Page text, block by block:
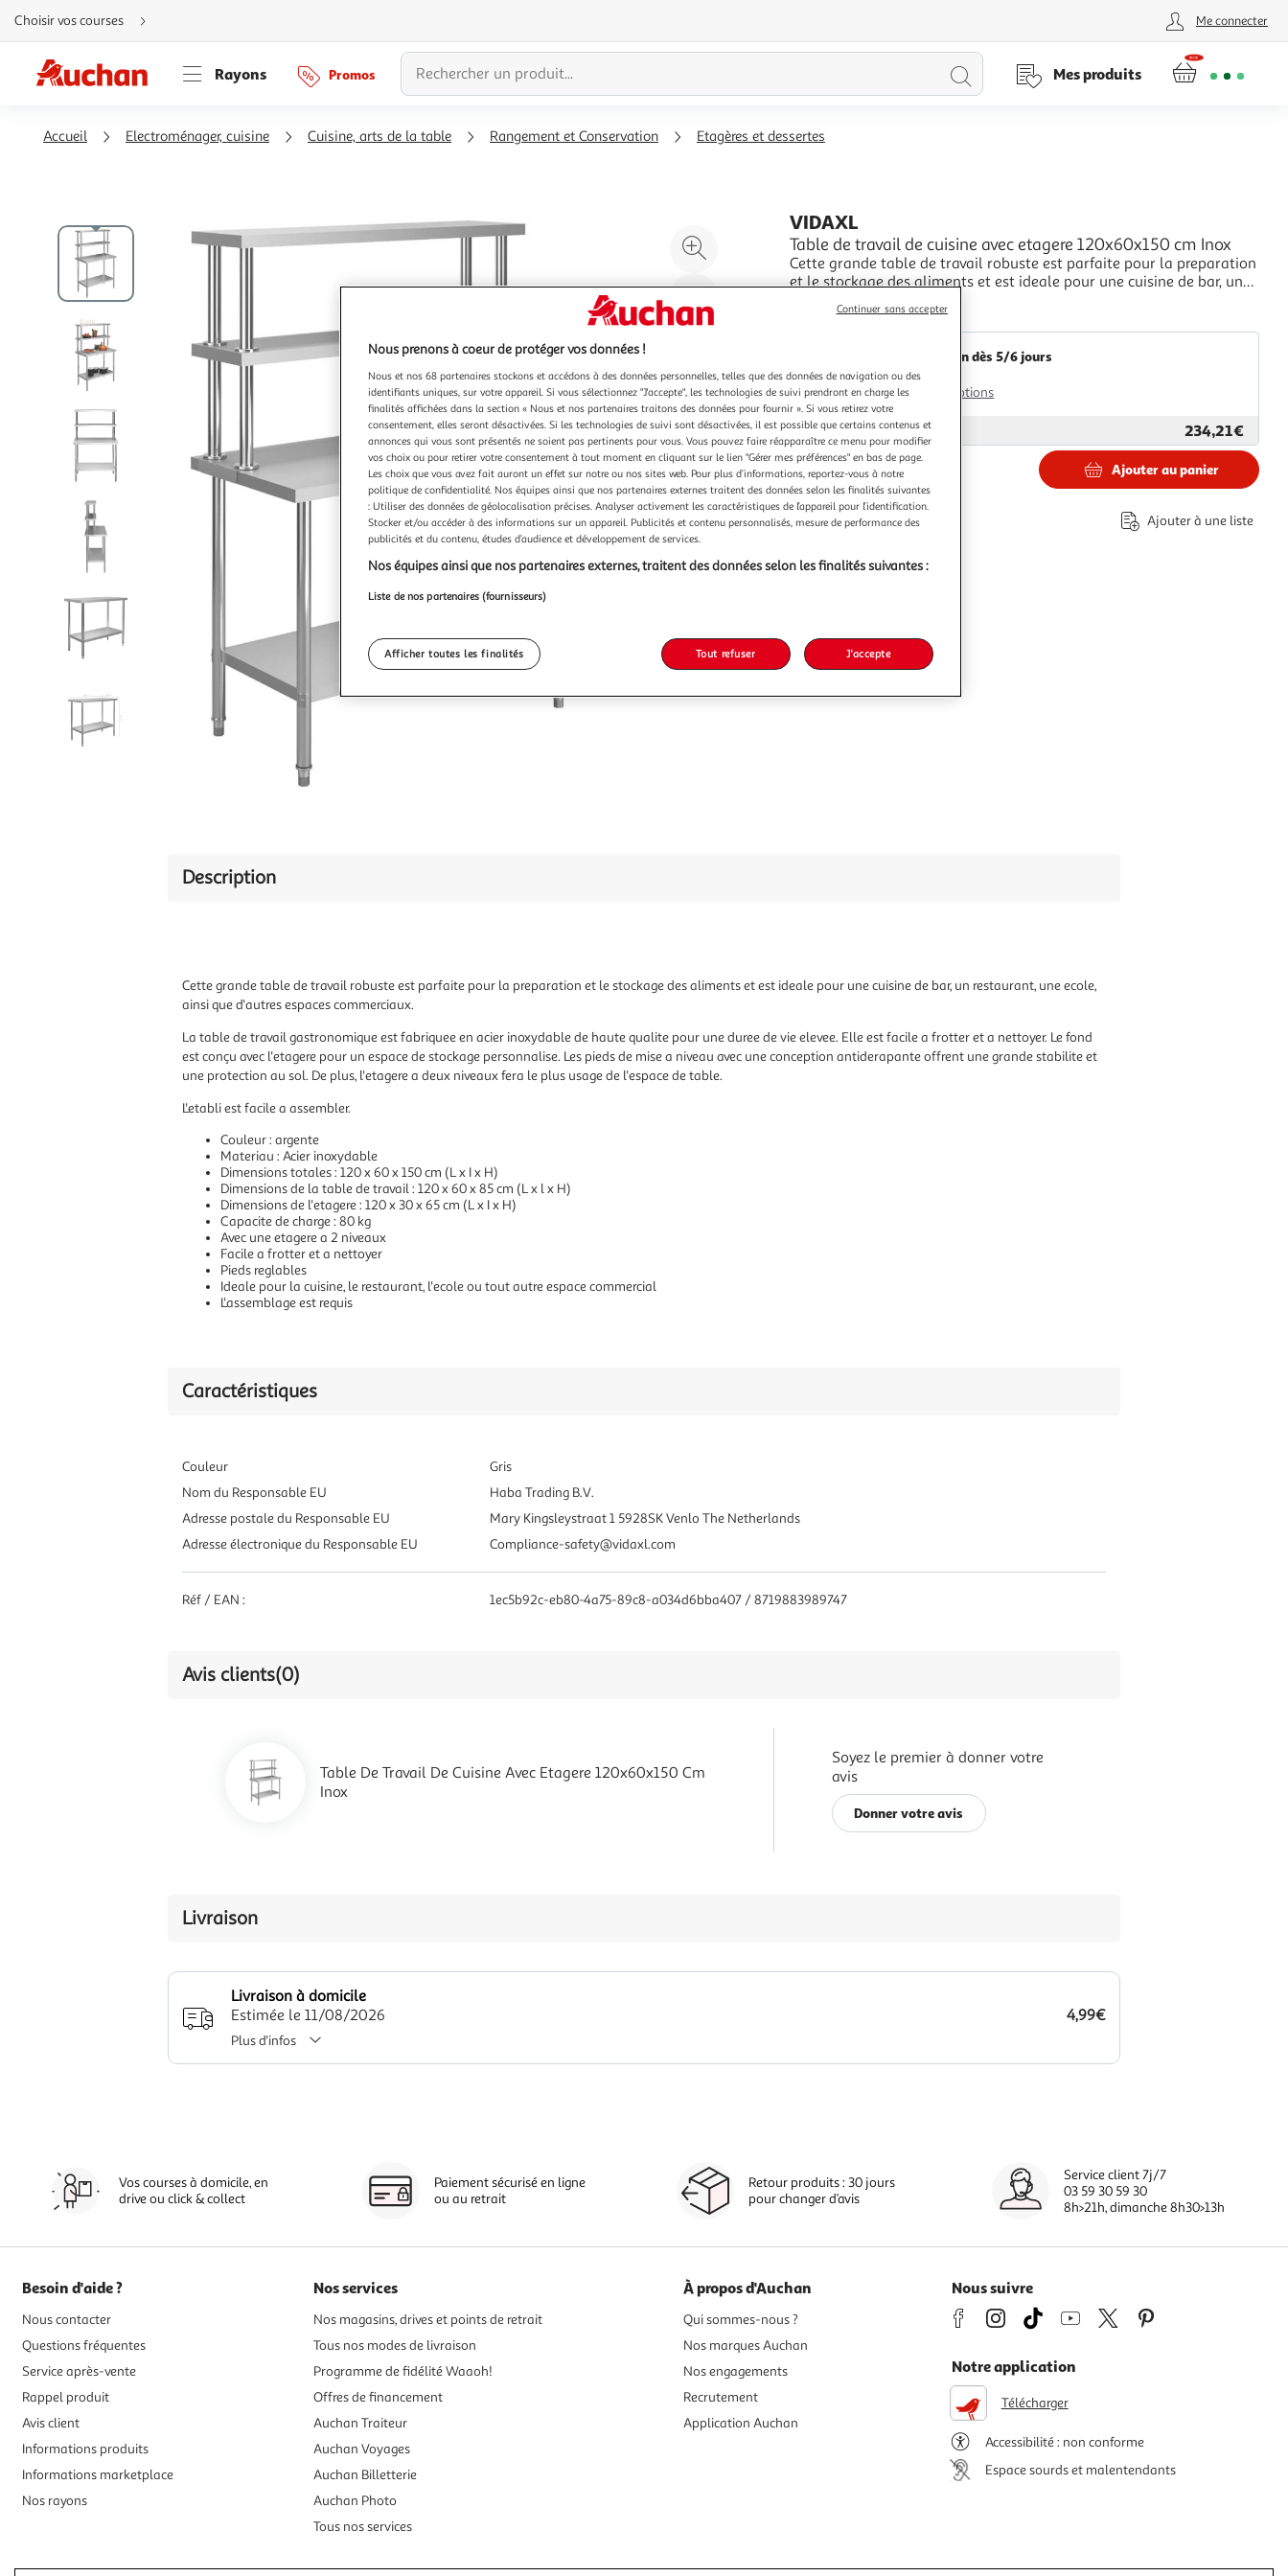
Aller
directement
au
Aller
directement
à
Aller
directement
Choisir vos courses Me connecter
Rayons Promos
Lancer
Mes produits
Accueil Electroménager, cuisine Cuisine, arts de la table Rangement et Conservation Etagères et dessertes
Agrandir
l'illustration
à
200%
Réduire
l'illustration
100
%
le
produit
VIDAXL
Table de travail de cuisine avec etagere 120x60x150 cm Inox
Cette grande table de travail robuste est parfaite pour la preparation
et le stockage des aliments et est ideale pour une cuisine de bar, un
restaurant, une ecole, ainsi que d'autres espaces commerciaux. La
table de travail gastronomique est fabriquee en acier inoxydable de
haute qualite pour une du
En savoir +
Vendu parMultishop
Livraison dès 5/6 jours
4,99€
Plus d'options
Vendu par Multishop 234,21€
234,21€
Ajouter au panier
Ajouter à une liste
Description
Cette grande table de travail robuste est parfaite pour la preparation et le stockage des aliments et est ideale pour une cuisine de bar, un restaurant, une ecole,
ainsi que d'autres espaces commerciaux.
La table de travail gastronomique est fabriquee en acier inoxydable de haute qualite pour une duree de vie elevee. Elle est facile a frotter et a nettoyer. Le fond
est conçu avec l'etagere pour un espace de stockage personnalise. Les pieds de mise a niveau avec une conception antiderapante offrent une grande stabilite et
une protection au sol. De plus, l'etagere a deux niveaux fera le plus usage de l'espace de table.
L'etabli est facile a assembler.
Couleur : argente
Materiau : Acier inoxydable
Dimensions totales : 120 x 60 x 150 cm (L x I x H)
Dimensions de la table de travail : 120 x 60 x 85 cm (L x l x H)
Dimensions de l'etagere : 120 x 30 x 65 cm (L x I x H)
Capacite de charge : 80 kg
Avec une etagere a 2 niveaux
Facile a frotter et a nettoyer
Pieds reglables
Ideale pour la cuisine, le restaurant, l'ecole ou tout autre espace commercial
L'assemblage est requis
Caractéristiques
Couleur
Gris
Nom du Responsable EU
Haba Trading B.V.
Adresse postale du Responsable EU
Mary Kingsleystraat 1 5928SK Venlo The Netherlands
Adresse électronique du Responsable EU
Compliance-safety@vidaxl.com
Réf / EAN : 1ec5b92c-eb80-4a75-89c8-a034d6bba407 / 8719883989747
Avis clients(0)
Table De Travail De Cuisine Avec Etagere 120x60x150 Cm
Inox
Soyez le premier à donner votre
avis
Donner votre avis
Livraison
Livraison à domicile
Estimée le 11/08/2026
4,99€
Plus d'infos
Vos courses à domicile, en
drive ou click & collect
Paiement sécurisé en ligne
ou au retrait
Retour produits : 30 jours
pour changer d’avis
Service client 7j/7
03 59 30 59 30
8h>21h, dimanche 8h30>13h
Besoin d'aide ?
Nous contacter
Questions fréquentes
Service après-vente
Rappel produit
Avis client
Informations produits
Informations marketplace
Nos rayons
Nos services
Nos magasins, drives et points de retrait
Tous nos modes de livraison
Programme de fidélité Waaoh!
Offres de financement
Auchan Traiteur
Auchan Voyages
Auchan Billetterie
Auchan Photo
Tous nos services
À propos d'Auchan
Qui sommes-nous ?
Nos marques Auchan
Nos engagements
Recrutement
Application Auchan
Nous suivre
Notre application
Télécharger
Accessibilité : non conforme
Espace sourds et malentendants
Nous prenons à coeur de protéger vos données !
Nous et nos 68 partenaires stockons et accédons à des données personnelles, telles que des données de navigation ou des
identifiants uniques, sur votre appareil. Si vous sélectionnez "J'accepte", les technologies de suivi prendront en charge les
finalités affichées dans la section « Nous et nos partenaires traitons des données pour fournir ». Si vous retirez votre
consentement, elles seront désactivées. Si les technologies de suivi sont désactivées, il est possible que certains contenus et
annonces qui vous sont présentés ne soient pas pertinents pour vous. Vous pouvez faire réapparaître ce menu pour modifier
vos choix ou pour retirer votre consentement à tout moment en cliquant sur le lien "Gérer mes préférences" en bas de page.
Les choix que vous avez fait auront un effet sur notre ou nos sites web. Pour plus d’informations, reportez-vous à notre
politique de confidentialité. Nos équipes ainsi que nos partenaires externes traitent des données selon les finalités suivantes
: Utiliser des données de géolocalisation précises. Analyser activement les caractéristiques de l’appareil pour l’identification.
Stocker et/ou accéder à des informations sur un appareil. Publicités et contenu personnalisés, mesure de performance des
publicités et du contenu, études d’audience et développement de services.
Nos équipes ainsi que nos partenaires externes, traitent des données selon les finalités suivantes :
Liste de nos partenaires (fournisseurs)
Afficher toutes les finalités Tout refuser J'accepte
Continuer sans accepter